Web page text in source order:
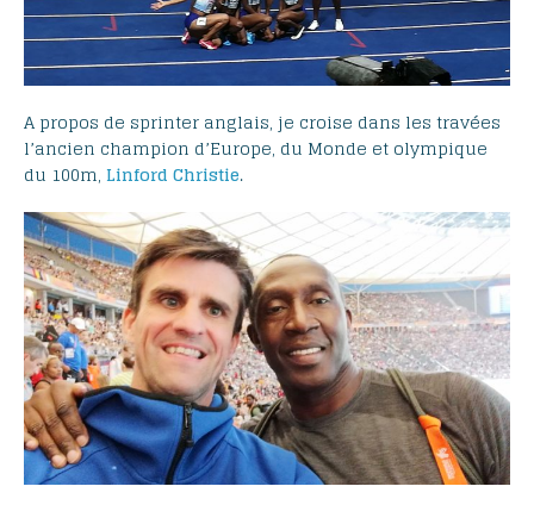
A propos de sprinter anglais, je croise dans les travées
l’ancien champion d’Europe, du Monde et olympique
du 100m, Linford Christie.